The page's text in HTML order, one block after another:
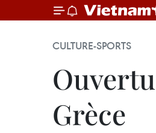
CULTURE-SPORTS
Grèce